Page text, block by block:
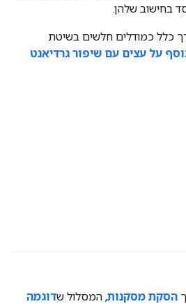
כלל כמודלים חלשים בשיטת
על עצים עם שיפור גרדיאנט
הסקת מסקנות, המסלול שדוגמה